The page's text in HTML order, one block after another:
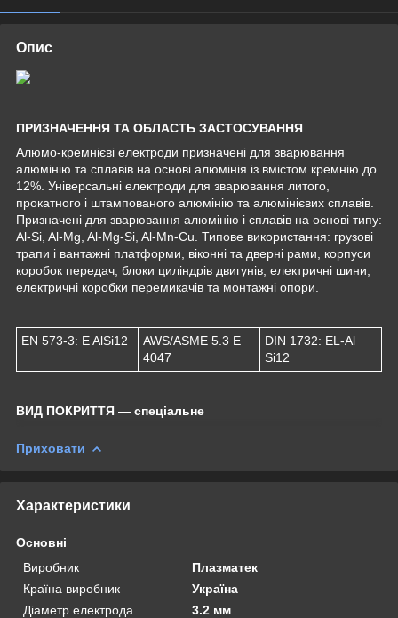
Опис
ПРИЗНАЧЕННЯ ТА ОБЛАСТЬ ЗАСТОСУВАННЯ
Алюмо-кремнієві електроди призначені для зварювання
алюмінію та сплавів на основі алюмінія із вмістом кремнію до
12%. Універсальні електроди для зварювання литого,
прокатного і штампованого алюмінію та алюмінієвих сплавів.
Призначені для зварювання алюмінію і сплавів на основі типу:
Al-Si, Al-Mg, Al-Mg-Si, Al-Mn-Cu. Типове використання: грузові
трапи і вантажні платформи, віконні та дверні рами, корпуси
коробок передач, блоки циліндрів двигунів, електричні шини,
електричні коробки перемикачів та монтажні опори.
EN 573-3: E AlSi12
AWS/ASME 5.3 E
4047
DIN 1732: EL-Al
Si12
ВИД ПОКРИТТЯ — спеціальне
Приховати
Характеристики
Основні
Виробник
Плазматек
Країна виробник
Україна
Діаметр електрода
3.2 мм